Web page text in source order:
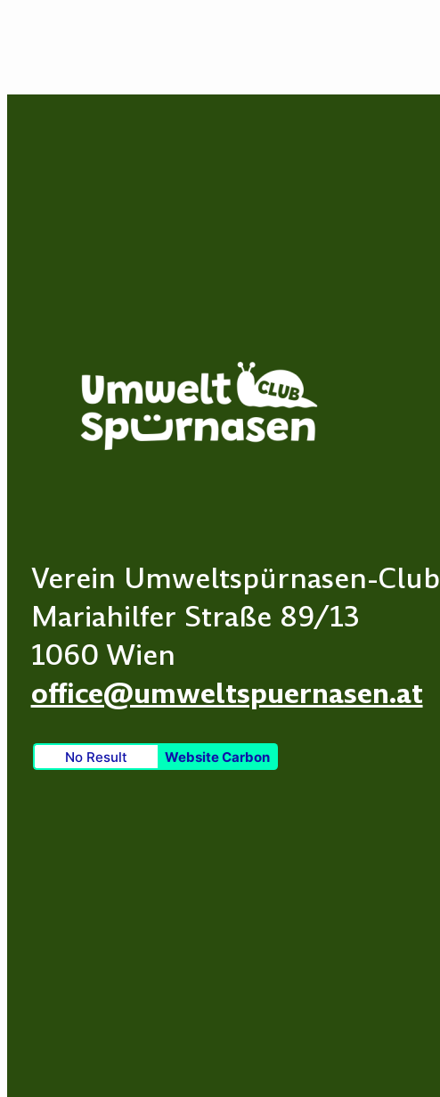
Verein Umweltspürnasen-Club
Mariahilfer Straße 89/13
1060 Wien
office@umweltspuernasen.at
No Result Website Carbon